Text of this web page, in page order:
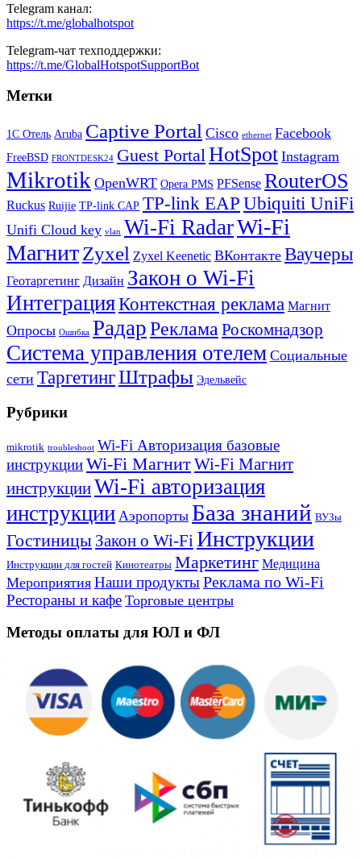
Telegram канал:
https://t.me/globalhotspot
Telegram-чат техподдержки:
https://t.me/GlobalHotspotSupportBot
Метки
1С Отель Aruba Captive Portal Cisco ethernet Facebook
FreeBSD FRONTDESK24 Guest PortalHotSpot Instagram
Mikrotik OpenWRT Opera PMS PFSense RouterOS
Ruckus Ruijie TP-link CAP TP-link EAP Ubiquiti UniFi
Unifi Cloud key vlan Wi-Fi RadarWi-Fi
МагнитZyxel Zyxel Keenetic ВКонтакте Ваучеры
Геотаргетинг Дизайн Закон о Wi-Fi
ИнтеграцияКонтекстная реклама Магнит
Опросы Ошибка РадарРеклама Роскомнадзор
Система управления отелем Социальные
сети ТаргетингШтрафы Эдельвейс
Рубрики
mikrotik troubleshoot Wi-Fi Авторизация базовые
инструкцииWi-Fi МагнитWi-Fi Магнит
инструкцииWi-Fi авторизация
инструкции Аэропорты База знаний ВУЗы
Гостиницы Закон о Wi-Fi Инструкции
Инструкции для гостей Кинотеатры Маркетинг Медицина
Мероприятия Наши продуктыРеклама по Wi-Fi
Рестораны и кафе Торговые центры
Методы оплаты для ЮЛ и ФЛ